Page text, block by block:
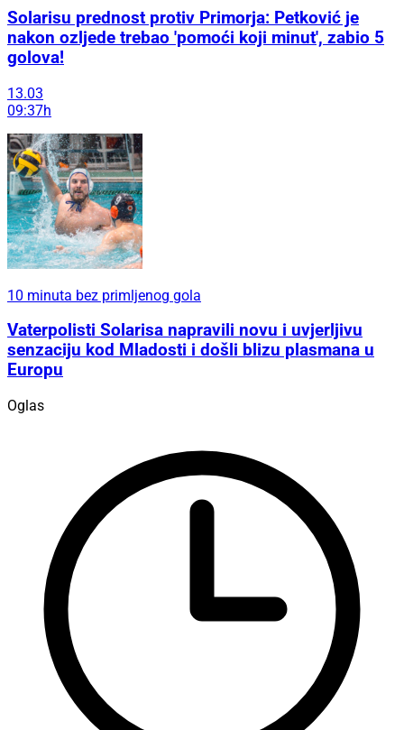
Solarisu prednost protiv Primorja: Petković je
nakon ozljede trebao 'pomoći koji minut', zabio 5
golova!
13.03
09:37h
10 minuta bez primljenog gola
Vaterpolisti Solarisa napravili novu i uvjerljivu
senzaciju kod Mladosti i došli blizu plasmana u
Europu
Oglas